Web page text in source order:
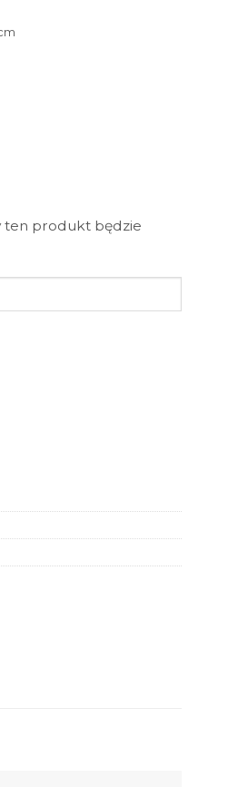
ten produkt będzie